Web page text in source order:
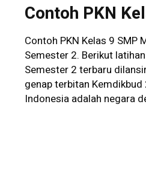
Contoh PKN
Contoh PKN Kelas 9 SMP
Semester 2. Berikut
Semester 2 terbaru
genap terbitan
Indonesia adalah negara